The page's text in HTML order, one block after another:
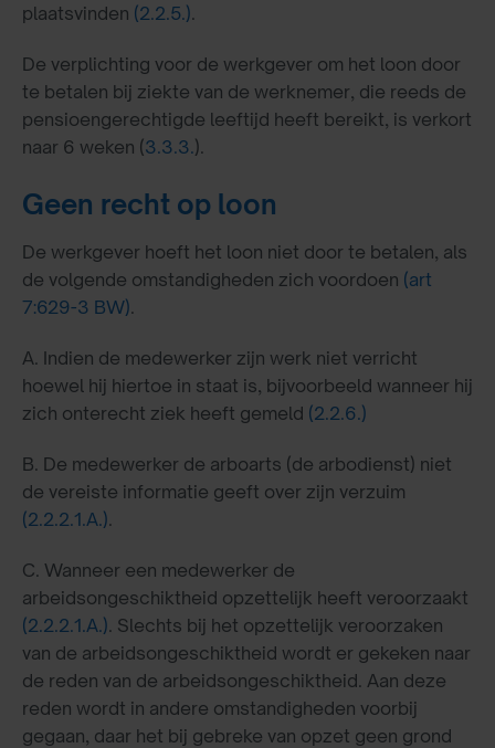
plaatsvinden (2.2.5.).
De verplichting voor de werkgever om het loon door
te betalen bij ziekte van de werknemer, die reeds de
pensioengerechtigde leeftijd heeft bereikt, is verkort
naar 6 weken (3.3.3.).
Geen recht op loon
De werkgever hoeft het loon niet door te betalen, als
de volgende omstandigheden zich voordoen (art
7:629-3 BW).
A. Indien de medewerker zijn werk niet verricht
hoewel hij hiertoe in staat is, bijvoorbeeld wanneer hij
zich onterecht ziek heeft gemeld (2.2.6.)
B. De medewerker de arboarts (de arbodienst) niet
de vereiste informatie geeft over zijn verzuim
(2.2.2.1.A.).
C. Wanneer een medewerker de
arbeidsongeschiktheid opzettelijk heeft veroorzaakt
(2.2.2.1.A.). Slechts bij het opzettelijk veroorzaken
van de arbeidsongeschiktheid wordt er gekeken naar
de reden van de arbeidsongeschiktheid. Aan deze
reden wordt in andere omstandigheden voorbij
gegaan, daar het bij gebreke van opzet geen grond